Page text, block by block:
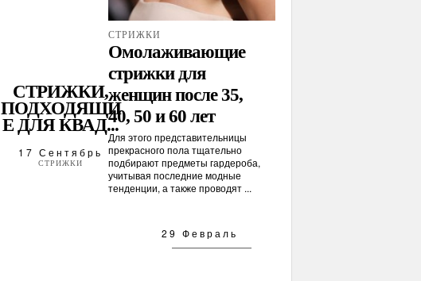
СТРИЖКИ,
ПОДХОДЯЩИ
Е ДЛЯ КВАД...
17 Сентябрь
СТРИЖКИ
СТРИЖКИ
Омолаживающие
стрижки для
женщин после 35,
40, 50 и 60 лет
Для этого представительницы
прекрасного пола тщательно
подбирают предметы гардероба,
учитывая последние модные
тенденции, а также проводят ...
29 Февраль